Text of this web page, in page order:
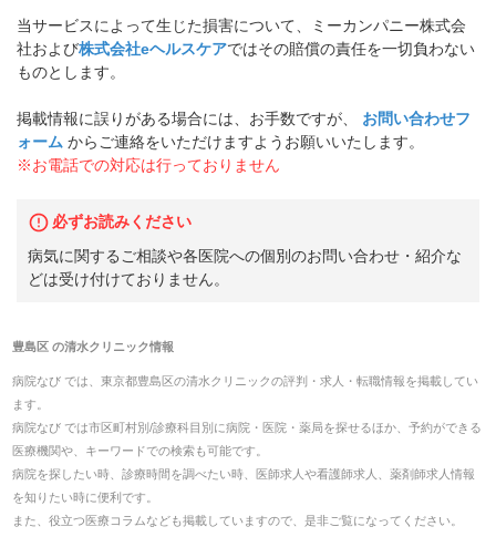
当サービスによって生じた損害について、ミーカンパニー株式会
社および株式会社eヘルスケアではその賠償の責任を一切負わない
ものとします。
掲載情報に誤りがある場合には、お手数ですが、
お問い合わせフ
ォーム からご連絡をいただけますようお願いいたします。
※お電話での対応は行っておりません
必ずお読みください
病気に関するご相談や各医院への個別のお問い合わせ・紹介な
どは受け付けておりません。
豊島区の清水クリニック情報
病院なび では、 東京都豊島区の清水クリニックの評判・求人・転職情報を掲載してい
ます。
病院なび では市区町村別/診療科目別に病院・医院・薬局を探せるほか、予約ができる
医療機関や、キーワードでの検索も可能です。
病院を探したい時、診療時間を調べたい時、医師求人や看護師求人、薬剤師求人情報
を知りたい時に便利です。
また、役立つ医療コラムなども掲載していますので、是非ご覧になってください。